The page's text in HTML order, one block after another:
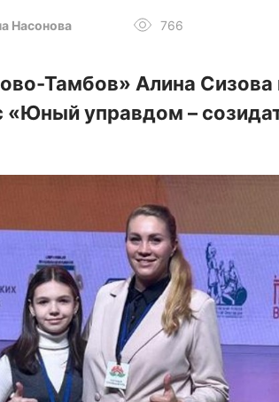
Насонова 766
Тамбов» Алина Сизова
«Юный управдом –